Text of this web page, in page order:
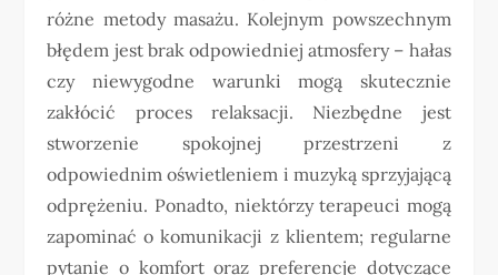
różne metody masażu. Kolejnym powszechnym
błędem jest brak odpowiedniej atmosfery – hałas
czy niewygodne warunki mogą skutecznie
zakłócić proces relaksacji. Niezbędne jest
stworzenie spokojnej przestrzeni z
odpowiednim oświetleniem i muzyką sprzyjającą
odprężeniu. Ponadto, niektórzy terapeuci mogą
zapominać o komunikacji z klientem; regularne
pytanie o komfort oraz preferencje dotyczące